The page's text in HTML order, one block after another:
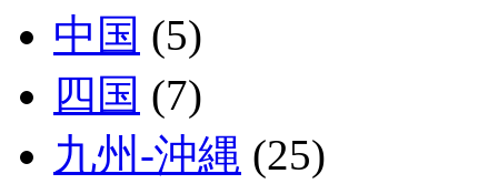
中国 (5)
四国 (7)
九州-沖縄 (25)